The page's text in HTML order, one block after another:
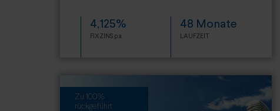
4,125%
FIXZINS p.a.
48 Monate
LAUFZEIT
Zu 100%
rückgeführt